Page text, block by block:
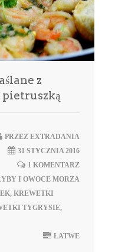
z
PRZEZ EXTRADANIA
31 STYCZNIA 2016
1 KOMENTARZ
I OWOCE MORZA
, KREWETKI
TYGRYSIE,
ŁATWE